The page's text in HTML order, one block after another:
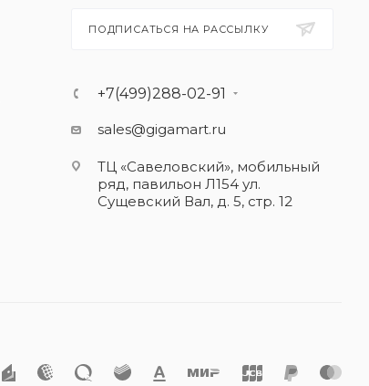
ПОДПИСАТЬСЯ НА РАССЫЛКУ
+7(499)288-02-91
sales@gigamart.ru
ТЦ «Савеловский», мобильный
ряд, павильон Л154 ул.
Сущевский Вал, д. 5, стр. 12